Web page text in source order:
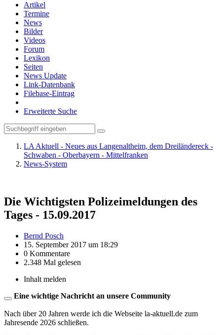
Artikel
Termine
News
Bilder
Videos
Forum
Lexikon
Seiten
News Update
Link-Datenbank
Filebase-Eintrag
Erweiterte Suche
LA Aktuell - Neues aus Langenaltheim, dem Dreiländereck -
Schwaben - Oberbayern - Mittelfranken
News-System
Die Wichtigsten Polizeimeldungen des
Tages - 15.09.2017
Bernd Posch
15. September 2017 um 18:29
0 Kommentare
2.348 Mal gelesen
Inhalt melden
Eine wichtige Nachricht an unsere Community
Nach über 20 Jahren werde ich die Webseite la-aktuell.de zum
Jahresende 2026 schließen.